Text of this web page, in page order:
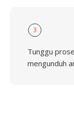
3
Tunggu
mengunduh